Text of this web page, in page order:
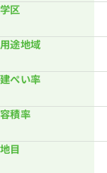
学区
用途地域
建ぺい率
容積率
地目